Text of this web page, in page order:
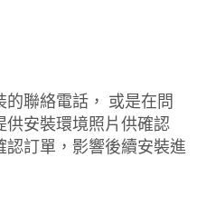
聯絡電話， 或是在問
供安裝環境照片供確認
訂單，影響後續安裝進